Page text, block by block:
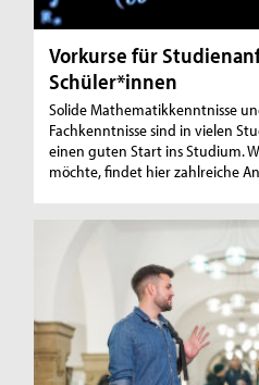
Vorkurse für
Schüler*innen
Solide Mathematikkenntnisse
Fachkenntnisse sind in vielen
einen guten Start ins Studium.
möchte, findet hier zahlreiche